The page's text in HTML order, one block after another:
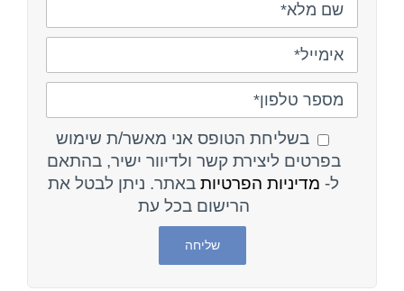
בשליחת הטופס אני מאשר/ת שימוש
בפרטים ליצירת קשר ולדיוור ישיר, בהתאם
ל- מדיניות הפרטיות באתר. ניתן לבטל את
הרישום בכל עת